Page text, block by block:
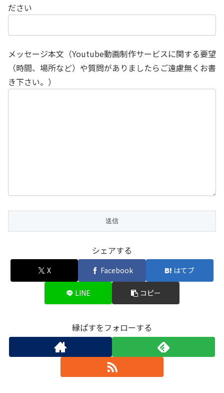
ださい
メッセージ本文（Youtube動画制作サービスに関する要望
（時間、場所など）や質問がありましたらご遠慮無くお書
き下さい。）
シェアする
X Facebook はてブ
LINE コピー
縁ぱすをフォローする